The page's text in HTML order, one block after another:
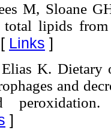
M, Sloane
lipids
Links ]
K. Dietary
and
]